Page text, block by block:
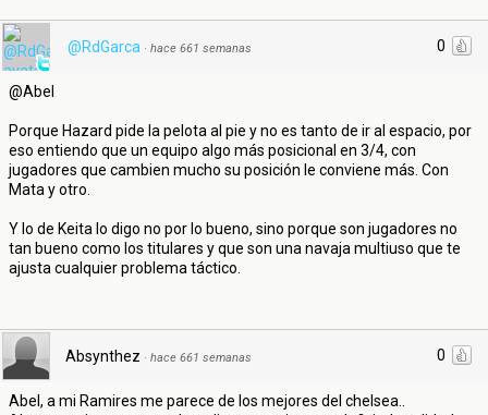
0
@RdGarca · hace 661 semanas
@Abel
Porque Hazard pide la pelota al pie y no es tanto de ir al espacio, por
eso entiendo que un equipo algo más posicional en 3/4, con
jugadores que cambien mucho su posición le conviene más. Con
Mata y otro.
Y lo de Keita lo digo no por lo bueno, sino porque son jugadores no
tan bueno como los titulares y que son una navaja multiuso que te
ajusta cualquier problema táctico.
0
Absynthez · hace 661 semanas
Abel, a mi Ramires me parece de los mejores del chelsea..